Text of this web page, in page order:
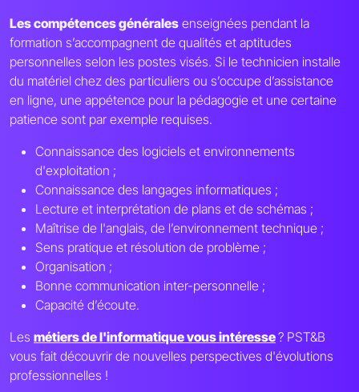
Les compétences générales enseignées pendant la
formation s’accompagnent de qualités et aptitudes
personnelles selon les postes visés. Si le technicien installe
du matériel chez des particuliers ou s’occupe d’assistance
en ligne, une appétence pour la pédagogie et une certaine
patience sont par exemple requises.
Connaissance des logiciels et environnements
d'exploitation ;
Connaissance des langages informatiques ;
Lecture et interprétation de plans et de schémas ;
Maîtrise de l'anglais, de l’environnement technique ;
Sens pratique et résolution de problème ;
Organisation ;
Bonne communication inter-personnelle ;
Capacité d’écoute.
Les métiers de l'informatique vous intéresse? PST&B
vous fait découvrir de nouvelles perspectives d'évolutions
professionnelles !